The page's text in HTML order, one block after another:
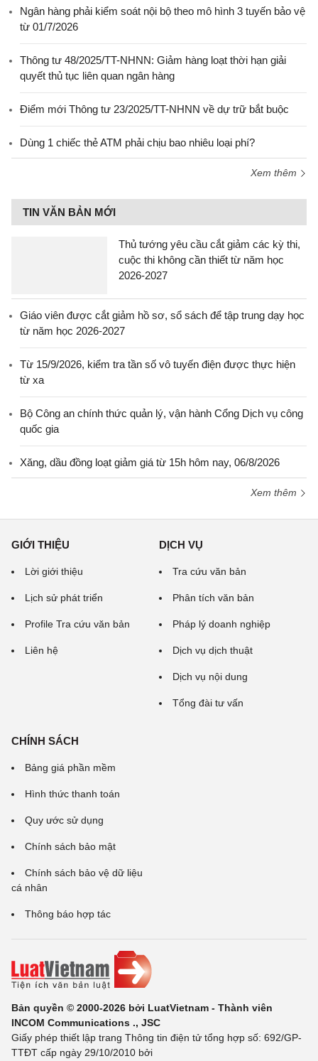
Ngân hàng phải kiểm soát nội bộ theo mô hình 3 tuyến bảo vệ
từ 01/7/2026
Thông tư 48/2025/TT-NHNN: Giảm hàng loạt thời hạn giải
quyết thủ tục liên quan ngân hàng
Điểm mới Thông tư 23/2025/TT-NHNN về dự trữ bắt buộc
Dùng 1 chiếc thẻ ATM phải chịu bao nhiêu loại phí?
Xem thêm
TIN VĂN BẢN MỚI
Thủ tướng yêu cầu cắt giảm các kỳ thi,
cuộc thi không cần thiết từ năm học
2026-2027
Giáo viên được cắt giảm hồ sơ, sổ sách để tập trung dạy học
từ năm học 2026-2027
Từ 15/9/2026, kiểm tra tần số vô tuyến điện được thực hiện
từ xa
Bộ Công an chính thức quản lý, vận hành Cổng Dịch vụ công
quốc gia
Xăng, dầu đồng loạt giảm giá từ 15h hôm nay, 06/8/2026
Xem thêm
GIỚI THIỆU
Lời giới thiệu
Lịch sử phát triển
Profile Tra cứu văn bản
Liên hệ
DỊCH VỤ
Tra cứu văn bản
Phân tích văn bản
Pháp lý doanh nghiệp
Dịch vụ dịch thuật
Dịch vụ nội dung
Tổng đài tư vấn
CHÍNH SÁCH
Bảng giá phần mềm
Hình thức thanh toán
Quy ước sử dụng
Chính sách bảo mật
Chính sách bảo vệ dữ liệu
cá nhân
Thông báo hợp tác
Bản quyền © 2000-2026 bởi LuatVietnam - Thành viên
INCOM Communications ., JSC
Giấy phép thiết lập trang Thông tin điện tử tổng hợp số: 692/GP-
TTĐT cấp ngày 29/10/2010 bởi